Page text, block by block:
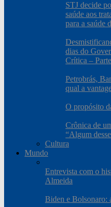
STJ decide
saúde aos
para a saúde
dias do
Crítica –
Petrobrás,
qual a
O propósito
Crônica de
“Algum
Cultura
Mundo
Entrevista com o
Almeida
Biden e Bolsonaro: